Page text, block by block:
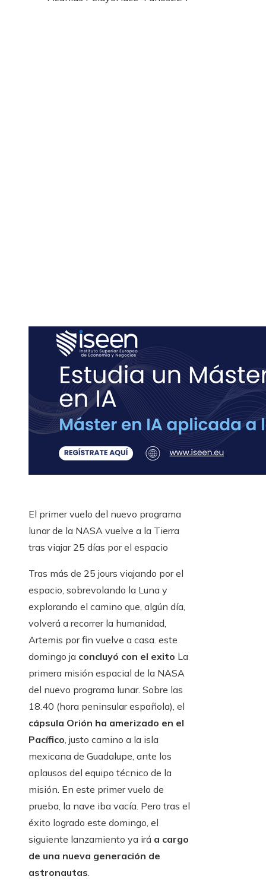
El primer vuelo del nuevo programa
lunar de la NASA vuelve a la Tierra
tras viajar 25 días por el espacio
Tras más de 25 jours viajando por el
espacio, sobrevolando la Luna y
explorando el camino que, algún día,
volverá a recorrer la humanidad,
Artemis por fin vuelve a casa. este
domingo ja concluyó con el exito La
primera misión espacial de la NASA
del nuevo programa lunar. Sobre las
18.40 (hora peninsular española), el
cápsula Orión ha amerizado en el
Pacífico, justo camino a la isla
mexicana de Guadalupe, ante los
aplausos del equipo técnico de la
misión. En este primer vuelo de
prueba, la nave iba vacía. Pero tras el
éxito logrado este domingo, el
siguiente lanzamiento ya irá a cargo
de una nueva generación de
astronautas.